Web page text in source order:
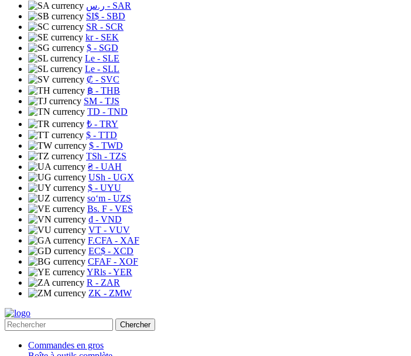
ر.س - SAR
SI$ - SBD
SR - SCR
kr- SEK
$ - SGD
Le - SLE
Le - SLL
₡ - SVC
฿ - THB
ЅМ - TJS
TD - TND
₺ - TRY
$ - TTD
$ - TWD
TSh - TZS
₴ - UAH
USh - UGX
$ - UYU
soʻm - UZS
Bs. F - VES
₫ - VND
VT - VUV
F.CFA - XAF
EC$ - XCD
CFAF - XOF
YRls - YER
R - ZAR
ZK - ZMW
Chercher
Commandes en gros